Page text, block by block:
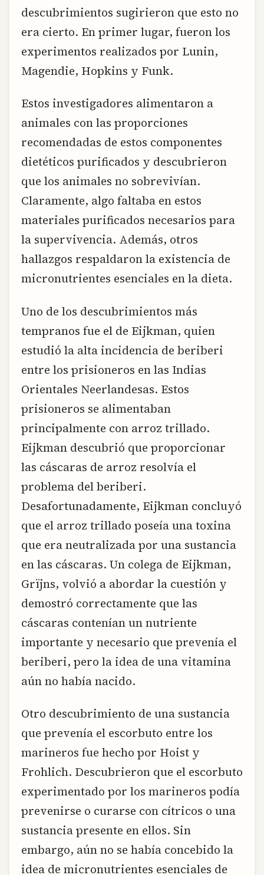
descubrimientos sugirieron que esto no
era cierto. En primer lugar, fueron los
experimentos realizados por Lunin,
Magendie, Hopkins y Funk.
Estos investigadores alimentaron a
animales con las proporciones
recomendadas de estos componentes
dietéticos purificados y descubrieron
que los animales no sobrevivían.
Claramente, algo faltaba en estos
materiales purificados necesarios para
la supervivencia. Además, otros
hallazgos respaldaron la existencia de
micronutrientes esenciales en la dieta.
Uno de los descubrimientos más
tempranos fue el de Eijkman, quien
estudió la alta incidencia de beriberi
entre los prisioneros en las Indias
Orientales Neerlandesas. Estos
prisioneros se alimentaban
principalmente con arroz trillado.
Eijkman descubrió que proporcionar
las cáscaras de arroz resolvía el
problema del beriberi.
Desafortunadamente, Eijkman concluyó
que el arroz trillado poseía una toxina
que era neutralizada por una sustancia
en las cáscaras. Un colega de Eijkman,
Grïjns, volvió a abordar la cuestión y
demostró correctamente que las
cáscaras contenían un nutriente
importante y necesario que prevenía el
beriberi, pero la idea de una vitamina
aún no había nacido.
Otro descubrimiento de una sustancia
que prevenía el escorbuto entre los
marineros fue hecho por Hoist y
Frohlich. Descubrieron que el escorbuto
experimentado por los marineros podía
prevenirse o curarse con cítricos o una
sustancia presente en ellos. Sin
embargo, aún no se había concebido la
idea de micronutrientes esenciales de